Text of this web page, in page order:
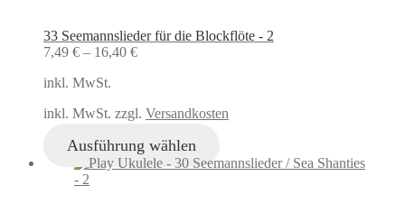
33 Seemannslieder für die Blockflöte - 2
7,49 € – 16,40 €
inkl. MwSt.
inkl. MwSt. zzgl. Versandkosten
Ausführung wählen